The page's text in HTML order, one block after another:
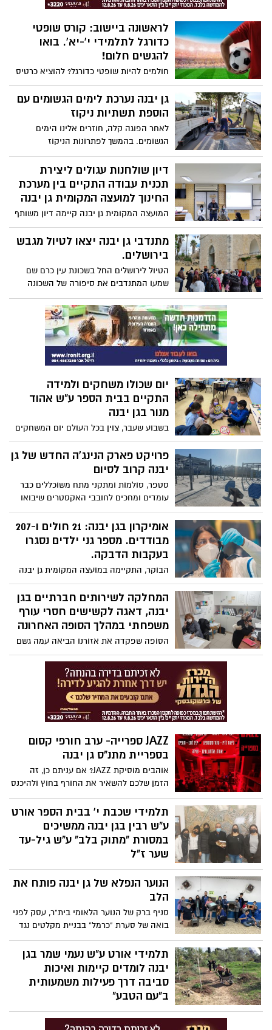
"תהיו טובים, היה המשפט שמזוהה יותר מכל
לראשונה ביישוב: קורס שופטי
כדורגל לתלמידי י'-יא'. בואו
להגשים חלום!
חולמים להיות שופטי כדורגל? להוציא כרטיס
אדום? לשרוק לפנדל הקריטי? קורס שופטי
כדורגל ללא תשלום המיועד לתלמידי כיתות
י-יא נפתח בקרוב בגן יבנה.
גן יבנה נערכת לימים הגשומים עם
הוספת תשתיות ניקוז
לאחר הפוגה קלה, חוזרים אלינו הימים
הגשומים. בהמשך לפתרונות הניקוז
והטיפולים הנקודתיים במוקדים הבעייתיים,
(רחוב החרוב ורחוב המגינים) מוסיפים עובדי
המועצה תשתיות ניקוז בכל רחבי היישוב.
דיון שולחנות עגולים ליצירת
תכנית עבודה התקיים בין מערכת
החינוך למועצה המקומית גן יבנה
המועצה המקומית גן יבנה קיימה דיון משותף
להכנת תכנית עבודה משותפת עם מערכת
החינוך להובלת צמיחה וחוסן קהילתי.
מתנדבי גן יבנה יצאו לטיול מגבש
בירושלים.
הטיול לירושלים החל בשכונת עין כרם שם
שמעו המתנדבים את סיפורה של השכונה
והאתרים הייחודיים הקיימים בה. משם
המשיכו המתנדבים אל העיר העתיקה, הרובע
היהודי והכותל.
יום שכולו משחקים ולמידה
התקיים בבית הספר ע"ש אהוד
מנור בגן יבנה
בשבוע שעבר, צוין בכל העולם יום המשחקים
הבינלאומי לרגל היום המיוחד, קיימו צוותי
החינוך ביחד עם תלמידי בית הספר אהוד
מנור, יום פעילויות מיוחד שכולו הכנת
פרויקט פארק הנינג'ה החדש של גן
יבנה קרוב לסיום
סטפר, סולמות ומתקני מתח משוכללים כבר
עומדים ומחכים לחובבי האקסטרים שיבואו
ליהנות מחווית אימון מיוחדת. בקרוב, יוצב
במקום גם מכשול "הקיר" המפורסם מתכנית
הטלוויזיה נינג'ה ישראל.
אומיקרון בגן יבנה: 21 חולים ו-207
מבודדים. מספר גני ילדים נסגרו
בעקבות הדבקה.
הבוקר, התקיימה במועצה המקומית גן יבנה
הערכת מצב בשל הגעתו של זן האומיקרון
לקראת הצפי לעלייה בהדבקה ברחבי ישראל.
ראש המועצה קרא להימנע ממסיבות
סילבסטר המוניות.
המחלקה לשירותים חברתיים בגן
יבנה, דאגה לקשישים חסרי עורף
משפחתי במהלך הסופה האחרונה
הסופה שפקדה את אזורנו הביאה עמה גשם
וקור עם טמפרטורות נמוכות במיוחד אבל
בנות המחלקה לשירותים חברתיים חיממו את
לבם של קשישים חסרי עורף משפחתי.
JAZZ ספרייה- ערב חורפי קסום
בספריית מתנ"ס גן יבנה
אוהבים מוסיקת JAZZ? אם עניתם כן, זה
הזמן שלכם להשאיר את החורף בחוץ ולהיכנס
אל תוך ספריית מתנ"ס גן יבנה. שם, בין
הספרים, מחכים לכם נגני ג'אז מוכשרים לערב
קסום שכולו נגינה ושירת ג'אז מופלאה.
תלמידי שכבת י' בבית הספר אורט
ע"ש רבין בגן יבנה ממשיכים
במסורת "מתוק בלב" ע"ש גיל-עד
שער ז"ל
הבוקר, הגיעו תלמידי שכבת י' מבית הספר
אורט ע"ש רבין בגן יבנה אל המועצה
המקומית גן יבנה שם חילקו מאפים מעשי
ידיהם לראש המועצה דרור אהרון, עובדי
המחלקות השונות וכן עובדי המנהלה בבית
הנוער הנפלא של גן יבנה פותח את
הלב
סניף ברק של הנוער הלאומי בית"ר, עסק לפני
בואה של סערת "כרמל" בבניית מקלטים נגד
הגשם עבור חתולי הרחוב ובצוות נחשון של
סניף בני עקיבא בגן יבנה, מארגנים חתונה
עבור זוג מעוטי יכולת. הלב מתרחב.
תלמידי אורט ע"ש נעמי שמר בגן
יבנה לומדים קיימות ואיכות
סביבה דרך פעילות משמעותית
ב"עם הטבע"
בחודשים הקרובים, יגיעו מאות תלמידי שכבה
ז' בבית הספר אורט ע"ש נעמי שמר בגן יבנה